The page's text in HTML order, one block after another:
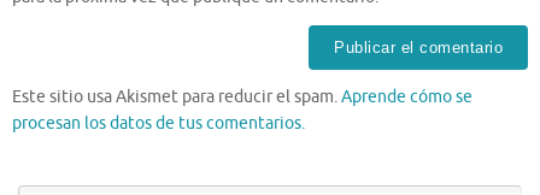
Este sitio usa Akismet para reducir el spam.Aprende cómo se
procesan los datos de tus comentarios.